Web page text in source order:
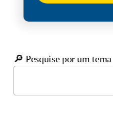
🔎 Pesquise por um tema